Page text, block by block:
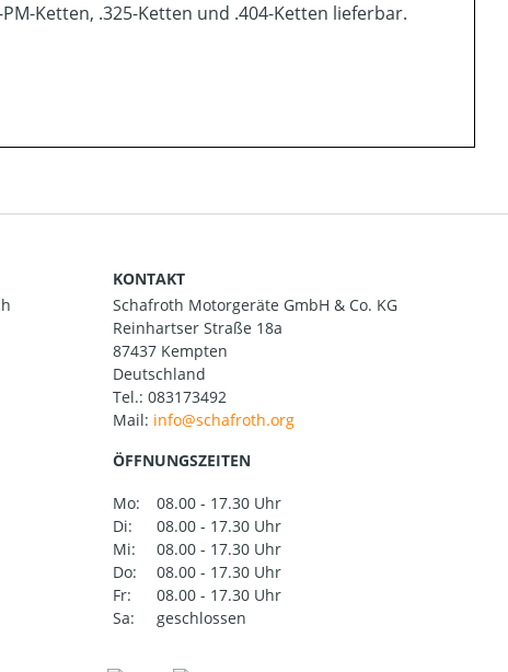
Ketten, .325-Ketten und .404-Ketten lieferbar.
KONTAKT
Schafroth Motorgeräte GmbH & Co. KG
Reinhartser Straße 18a
87437 Kempten
Deutschland
Tel.: 083173492
Mail:
ÖFFNUNGSZEITEN
Mo:
08.00 - 17.30 Uhr
Di:
08.00 - 17.30 Uhr
Mi:
08.00 - 17.30 Uhr
Do:
08.00 - 17.30 Uhr
Fr:
08.00 - 17.30 Uhr
Sa:
geschlossen